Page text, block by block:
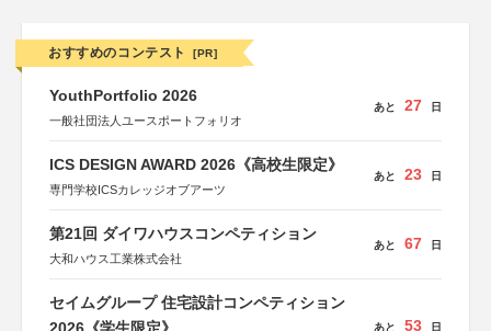
おすすめのコンテスト [PR]
YouthPortfolio 2026
一般社団法人ユースポートフォリオ
あと 27 日
ICS DESIGN AWARD 2026《高校生限定》
専門学校ICSカレッジオブアーツ
あと 23 日
第21回 ダイワハウスコンペティション
大和ハウス工業株式会社
あと 67 日
セイムグループ 住宅設計コンペティション
あと 53 日